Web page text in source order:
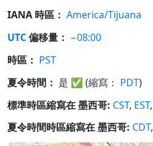
IANA 時區： America/Tijuana
UTC偏移量： −08:00
時區： PST
夏令時間： 是 ✅ (縮寫： PDT)
標準時區縮寫在 墨西哥: CST, EST,
夏令時間時區縮寫在 墨西哥: CDT,